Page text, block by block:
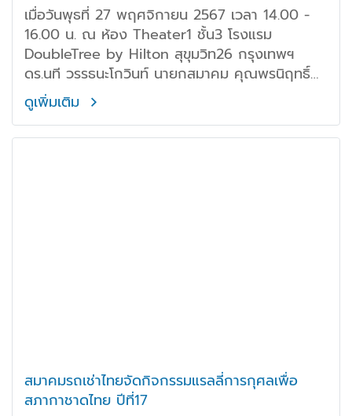
เมื่อวันพุธที่ 27 พฤศจิกายน 2567 เวลา 14.00 -
16.00 น. ณ ห้อง Theater1 ชั้น3 โรงแรม
DoubleTree by Hilton สุขุมวิท26 กรุงเทพฯ
ดร.นที วรรธนะโกวินท์ นายกสมาคม คุณพรนิฤทธิ์
เลิศธีรพงศ์ กรรมการเหรัญญิก พร้อมด้วยสมาชิก
เข้าร่วมประชุมกันอย่างพร้อมเพรียง
ดูเพิ่มเติม
สมาคมรถเช่าไทยจัดกิจกรรมแรลลี่การกุศลเพื่อ
สภากาชาดไทย ปีที่17